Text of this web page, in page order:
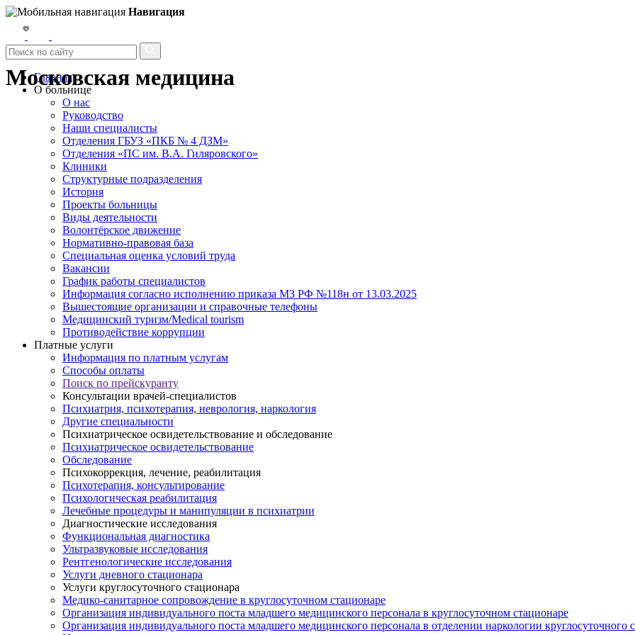
Московская медицина
Навигация
Главная
О больнице
О нас
Руководство
Наши специалисты
Отделения ГБУЗ «ПКБ № 4 ДЗМ»
Отделения «ПС им. В.А. Гиляровского»
Клиники
Структурные подразделения
История
Проекты больницы
Виды деятельности
Волонтёрское движение
Нормативно-правовая база
Специальная оценка условий труда
Вакансии
График работы специалистов
Информация согласно исполнению приказа МЗ РФ №118н от 13.03.2025
Вышестоящие организации и справочные телефоны
Медицинский туризм/Medical tourism
Противодействие коррупции
Платные услуги
Информация по платным услугам
Способы оплаты
Поиск по прейскуранту
Консультации врачей-специалистов
Психиатрия, психотерапия, неврология, наркология
Другие специальности
Психиатрическое освидетельствование и обследование
Психиатрическое освидетельствование
Обследование
Психокоррекция, лечение, реабилитация
Психотерапия, консультирование
Психологическая реабилитация
Лечебные процедуры и манипуляции в психиатрии
Диагностические исследования
Функциональная диагностика
Ультразвуковые исследования
Рентгенологические исследования
Услуги дневного стационара
Услуги круглосуточного стационара
Медико-санитарное сопровождение в круглосуточном стационаре
Организация индивидуального поста младшего медицинского персонала в круглосуточном стационаре
Организация индивидуального поста младшего медицинского персонала в отделении наркологии круглосуточного